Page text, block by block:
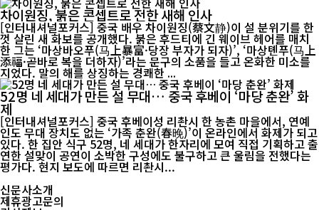
차이원징, 붉은 콘셉트로 전한 새해 인사
[인터내셔널포커스] 중국 배우 차이원징(蔡文静)이 설 분위기를 한
껏 살린 새 화보를 공개했다. 붉은 후드티에 긴 웨이브 헤어를 매치
한 그는 ‘마상바오푸(马上暴富·당장 부자가 되자)’, ‘마상톈푸(马上
添福·곧바로 복을 더하자)’라는 문구의 소품을 들고 온화한 미소를
지었다. 말의 해를 상징하는 경쾌한 ...
52명 네 세대가 만든 설 무대… 중국 후베이 ‘마당 춘완’ 화
제
[인터내셔널포커스] 중국 후베이성 리촨시 한 농촌 마을에서, 연예
인도 무대 장치도 없는 ‘가족 춘완(春晚)’이 온라인에서 화제가 되고
있다. 한 집안 식구 52명, 네 세대가 한자리에 모여 직접 기획하고 출
연한 설맞이 공연이 소박한 구성에도 불구하고 큰 울림을 전했다는
평가다. 현지 보도에 따르면 리촨시...
신문사소개
제휴광고문의